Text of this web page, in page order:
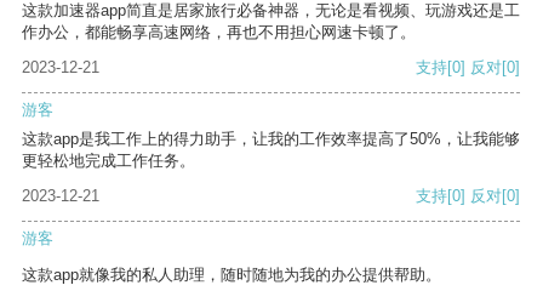
这款加速器app简直是居家旅行必备神器，无论是看视频、玩游戏还是工
作办公，都能畅享高速网络，再也不用担心网速卡顿了。
2023-12-21
支持[0] 反对[0]
游客
这款app是我工作上的得力助手，让我的工作效率提高了50%，让我能够
更轻松地完成工作任务。
2023-12-21
支持[0] 反对[0]
游客
这款app就像我的私人助理，随时随地为我的办公提供帮助。